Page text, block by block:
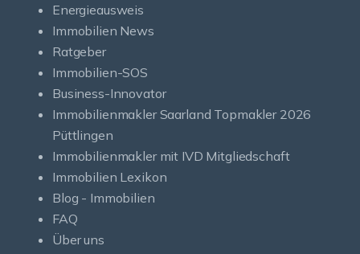
Energieausweis
Immobilien News
Ratgeber
Immobilien-SOS
Business-Innovator
Immobilienmakler Saarland Topmakler 2026
Püttlingen
Immobilienmakler mit IVD Mitgliedschaft
Immobilien Lexikon
Blog - Immobilien
FAQ
Über uns